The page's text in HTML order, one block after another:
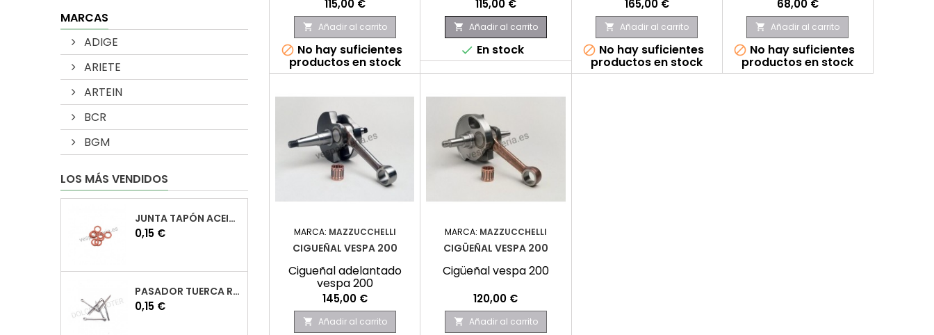
MARCAS
ADIGE
ARIETE
ARTEIN
BCR
BGM
LOS MÁS VENDIDOS
JUNTA TAPÓN ACEITE VESPA
Precio
0,15 €
PASADOR TUERCA RUEDA VESPA
Precio
0,15 €
Precio
115,00 €
 Añadir al carrito
 No hay suficientes
productos en stock
Precio
115,00 €
 Añadir al carrito
 En stock
Precio
165,00 €
 Añadir al carrito
 No hay suficientes
productos en stock
Precio
68,00 €
 Añadir al carrito
 No hay suficientes
productos en stock
MARCA: MAZZUCCHELLI
CIGUEÑAL VESPA 200
Cigueñal adelantado
vespa 200
Precio
145,00 €
 Añadir al carrito
MARCA: MAZZUCCHELLI
CIGÜEÑAL VESPA 200
Cigüeñal vespa 200
Precio
120,00 €
 Añadir al carrito